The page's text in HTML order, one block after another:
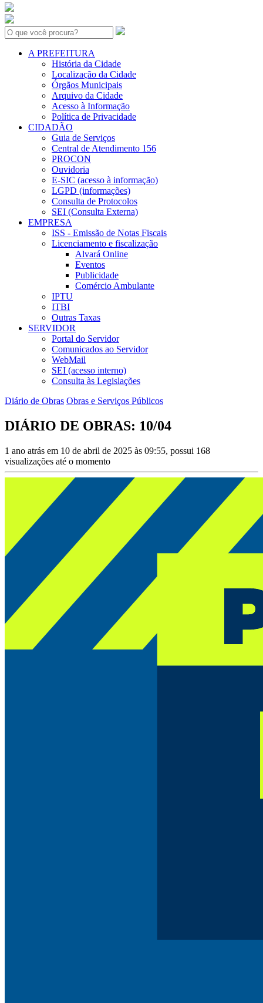
Search:
A PREFEITURA
História da Cidade
Localização da Cidade
Órgãos Municipais
Arquivo da Cidade
Acesso à Informação
Política de Privacidade
CIDADÃO
Guia de Serviços
Central de Atendimento 156
PROCON
Ouvidoria
E-SIC (acesso à informação)
LGPD (informações)
Consulta de Protocolos
SEI (Consulta Externa)
EMPRESA
ISS - Emissão de Notas Fiscais
Licenciamento e fiscalização
Alvará Online
Eventos
Publicidade
Comércio Ambulante
IPTU
ITBI
Outras Taxas
SERVIDOR
Portal do Servidor
Comunicados ao Servidor
WebMail
SEI (acesso interno)
Consulta às Legislações
Diário de Obras Obras e Serviços Públicos
DIÁRIO DE OBRAS: 10/04
1 ano atrás em 10 de abril de 2025 às 09:55, possui 168
visualizações até o momento